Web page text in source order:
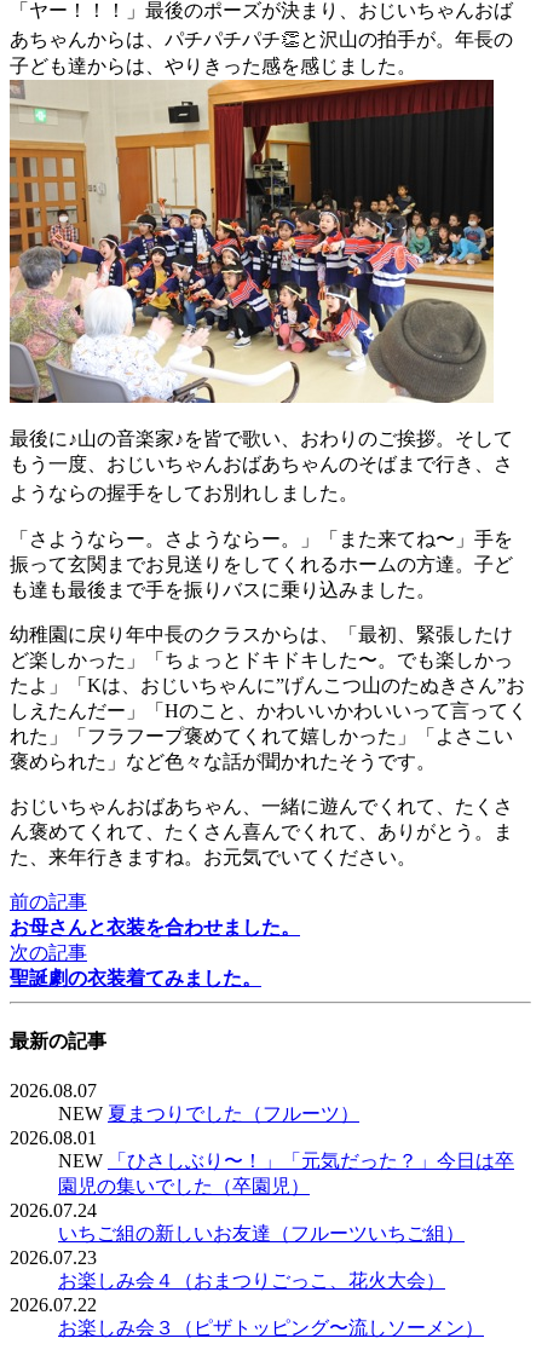
「ヤー！！！」最後のポーズが決まり、おじいちゃんおば
あちゃんからは、パチパチパチ👏と沢山の拍手が。年長の
子ども達からは、やりきった感を感じました。
最後に♪山の音楽家♪を皆で歌い、おわりのご挨拶。そして
もう一度、おじいちゃんおばあちゃんのそばまで行き、さ
ようならの握手をしてお別れしました。
「さようならー。さようならー。」「また来てね〜」手を
振って玄関までお見送りをしてくれるホームの方達。子ど
も達も最後まで手を振りバスに乗り込みました。
幼稚園に戻り年中長のクラスからは、「最初、緊張したけ
ど楽しかった」「ちょっとドキドキした〜。でも楽しかっ
たよ」「Kは、おじいちゃんに”げんこつ山のたぬきさん”お
しえたんだー」「Hのこと、かわいいかわいいって言ってく
れた」「フラフープ褒めてくれて嬉しかった」「よさこい
褒められた」など色々な話が聞かれたそうです。
おじいちゃんおばあちゃん、一緒に遊んでくれて、たくさ
ん褒めてくれて、たくさん喜んでくれて、ありがとう。ま
た、来年行きますね。お元気でいてください。
前の記事
お母さんと衣装を合わせました。
次の記事
聖誕劇の衣装着てみました。
最新の記事
2026.08.07
NEW 夏まつりでした（フルーツ）
2026.08.01
NEW
「ひさしぶり〜！」「元気だった？」今日は卒
園児の集いでした（卒園児）
2026.07.24
いちご組の新しいお友達（フルーツいちご組）
2026.07.23
お楽しみ会４（おまつりごっこ、花火大会）
2026.07.22
お楽しみ会３（ピザトッピング〜流しソーメン）